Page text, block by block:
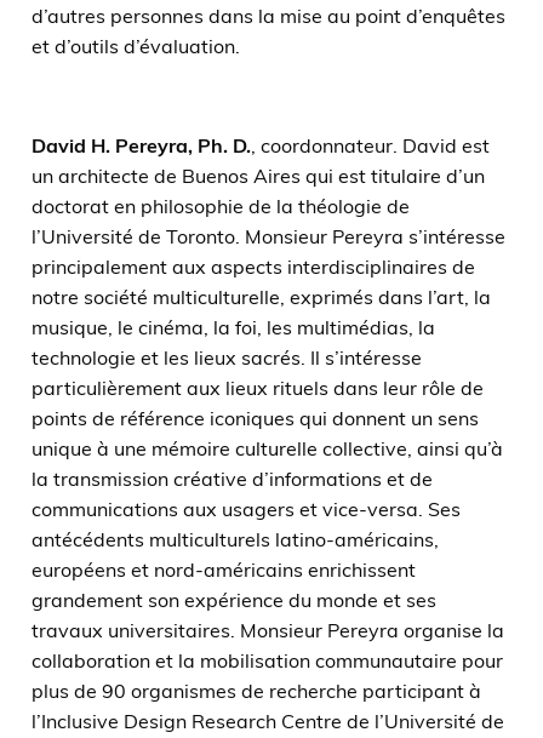
d’autres personnes dans la mise au point d’enquêtes
et d’outils d’évaluation.
David H. Pereyra, Ph. D., coordonnateur. David est
un architecte de Buenos Aires qui est titulaire d’un
doctorat en philosophie de la théologie de
l’Université de Toronto. Monsieur Pereyra s’intéresse
principalement aux aspects interdisciplinaires de
notre société multiculturelle, exprimés dans l’art, la
musique, le cinéma, la foi, les multimédias, la
technologie et les lieux sacrés. Il s’intéresse
particulièrement aux lieux rituels dans leur rôle de
points de référence iconiques qui donnent un sens
unique à une mémoire culturelle collective, ainsi qu’à
la transmission créative d’informations et de
communications aux usagers et vice-versa. Ses
antécédents multiculturels latino-américains,
européens et nord-américains enrichissent
grandement son expérience du monde et ses
travaux universitaires. Monsieur Pereyra organise la
collaboration et la mobilisation communautaire pour
plus de 90 organismes de recherche participant à
l’Inclusive Design Research Centre de l’Université de